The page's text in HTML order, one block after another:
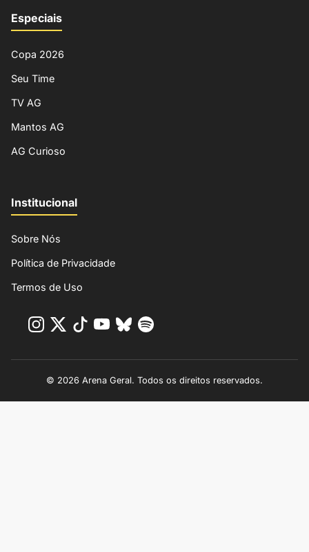
Especiais
Copa 2026
Seu Time
TV AG
Mantos AG
AG Curioso
Institucional
Sobre Nós
Política de Privacidade
Termos de Uso
© 2026 Arena Geral. Todos os direitos reservados.